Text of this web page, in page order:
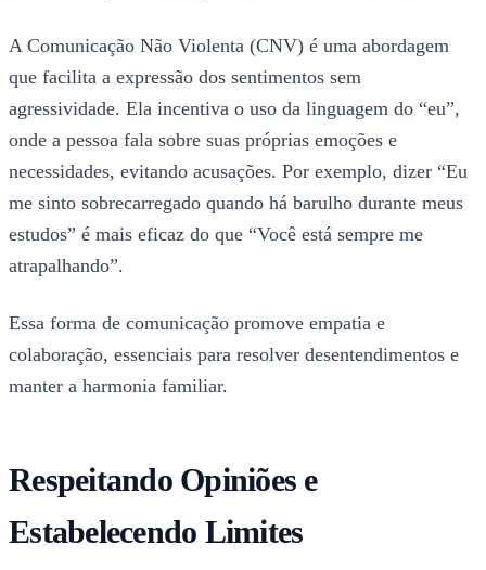
A Comunicação Não Violenta (CNV) é uma abordagem
que facilita a expressão dos sentimentos sem
agressividade. Ela incentiva o uso da linguagem do “eu”,
onde a pessoa fala sobre suas próprias emoções e
necessidades, evitando acusações. Por exemplo, dizer “Eu
me sinto sobrecarregado quando há barulho durante meus
estudos” é mais eficaz do que “Você está sempre me
atrapalhando”.
Essa forma de comunicação promove empatia e
colaboração, essenciais para resolver desentendimentos e
manter a harmonia familiar.
Respeitando Opiniões e
Estabelecendo Limites